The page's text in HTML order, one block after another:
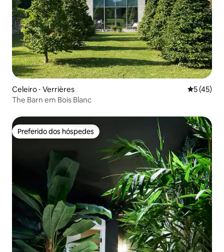
Celeiro ⋅ Verrières 5 de uma
5 (45)
The Barn em Bois Blanc
Preferido dos hóspedes
Preferido dos hóspedes